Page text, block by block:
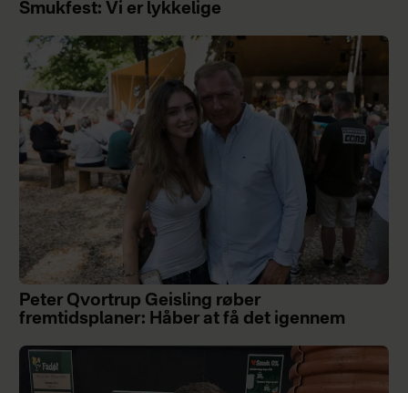
Smukfest: Vi er lykkelige
Peter Qvortrup Geisling røber
fremtidsplaner: Håber at få det igennem